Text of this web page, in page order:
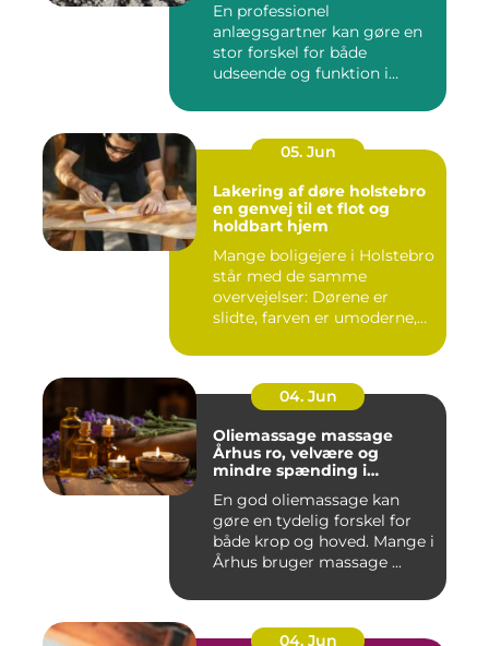
En professionel
anlægsgartner kan gøre en
stor forskel for både
udseende og funktion i
05. Jun
Lakering af døre holstebro
en genvej til et flot og
holdbart hjem
Mange boligejere i Holstebro
står med de samme
overvejelser: Dørene er
slidte, farven er umoderne,
04. Jun
Oliemassage massage
Århus ro, velvære og
mindre spænding i
En god oliemassage kan
gøre en tydelig forskel for
både krop og hoved. Mange i
Århus bruger massage ...
04. Jun